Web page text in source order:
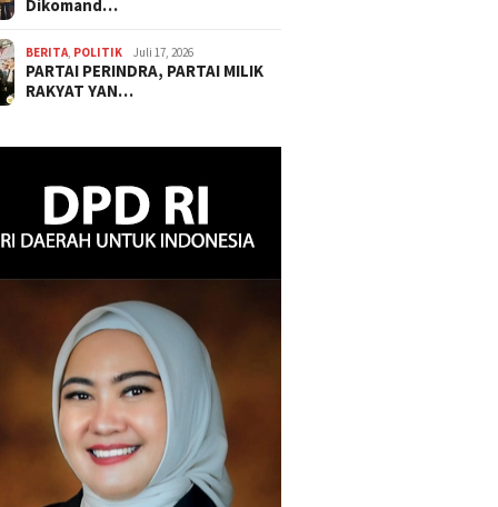
Dikomand…
BERITA, POLITIK Juli 17, 2026
PARTAI PERINDRA, PARTAI MILIK
RAKYAT YAN…